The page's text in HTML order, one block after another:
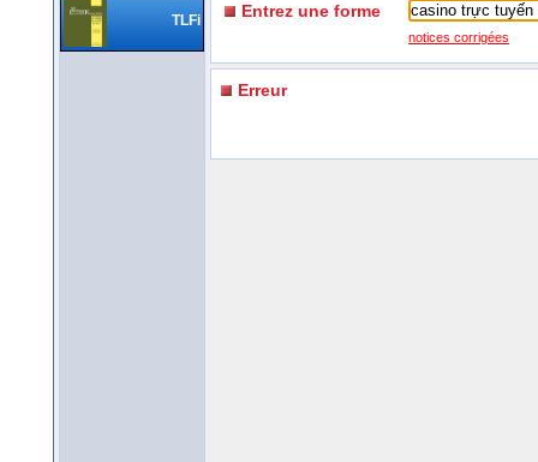
TLFi Entrez une forme
notices corrigées
Erreur